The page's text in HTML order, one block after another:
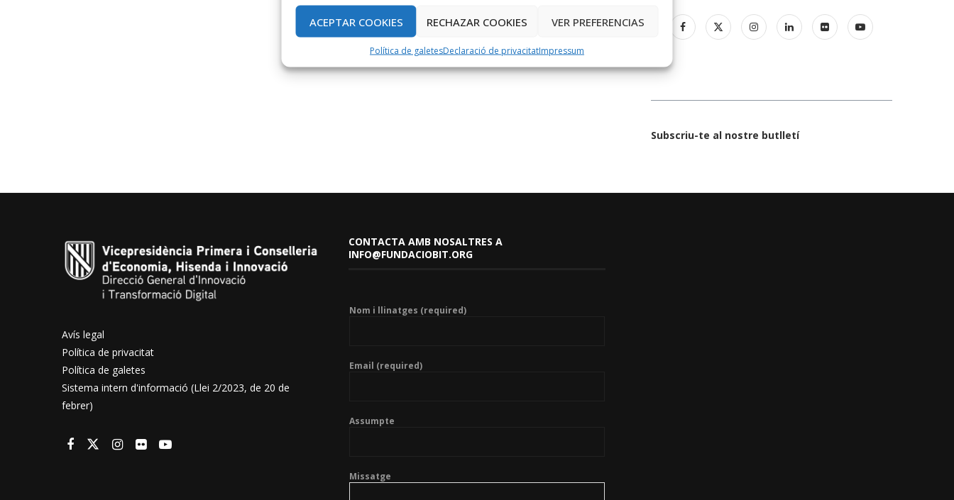
ACEPTAR COOKIES RECHAZAR COOKIES VER PREFERENCIAS
Política de galetesDeclaració de privacitatImpressum
Subscriu-te al nostre butlletí
Avís legal
Política de privacitat
Política de galetes
Sistema intern d'informació (Llei 2/2023, de 20 de
febrer)
CONTACTA AMB NOSALTRES A
INFO@FUNDACIOBIT.ORG
Nom i llinatges (required)
Email (required)
Assumpte
Missatge